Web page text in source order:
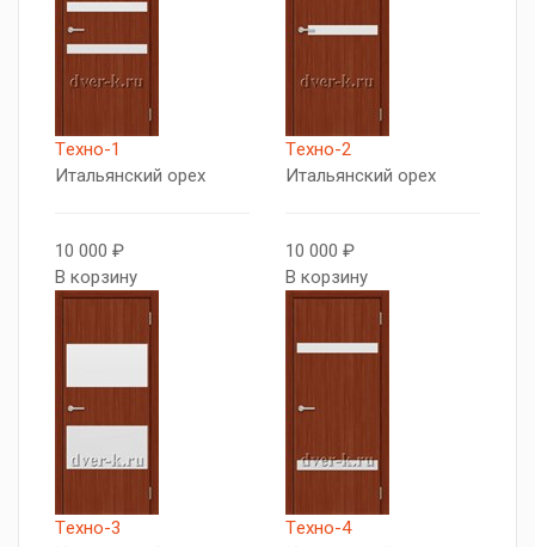
Tехно-1
Итальянский орех
10 000 ₽
В корзину
Tехно-2
Итальянский орех
10 000 ₽
В корзину
Tехно-3
Tехно-4